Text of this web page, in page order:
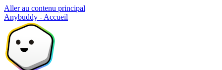
Aller au contenu principal
Anybuddy - Accueil